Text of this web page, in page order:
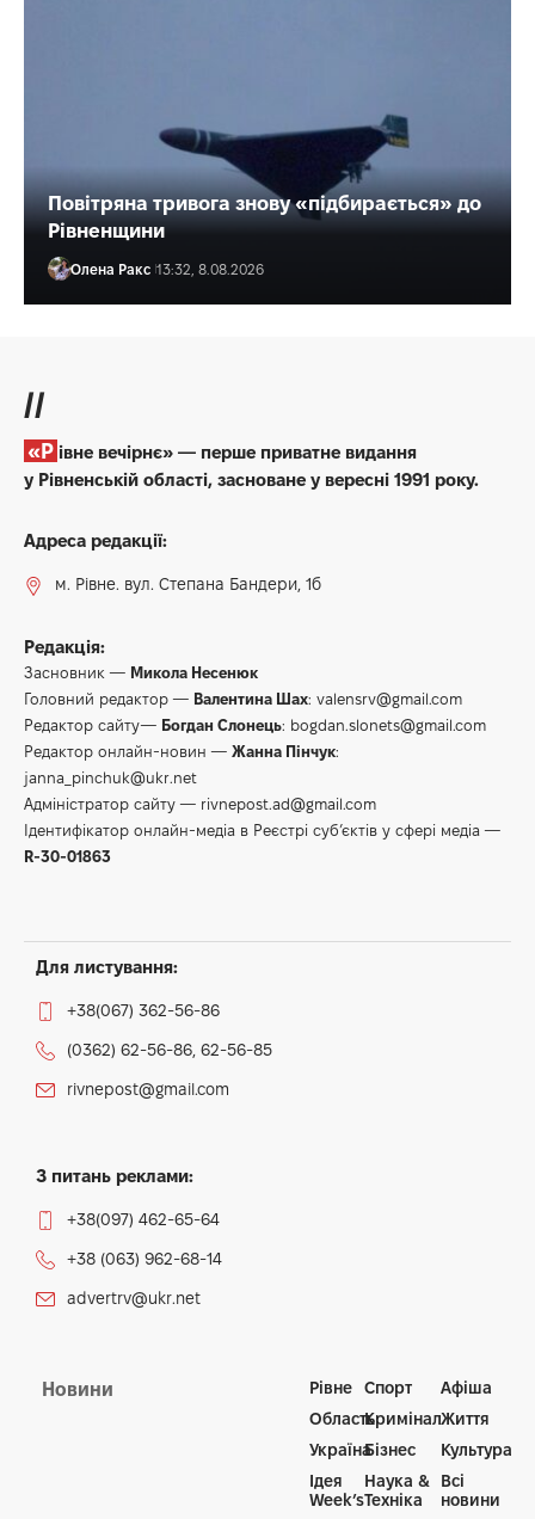
Повітряна тривога знову «підбирається» до
Рівненщини
Олена Ракс 13:32, 8.08.2026
//
«Рівне вечірнє» — перше приватне видання
у Рівненській області, засноване у вересні 1991 року.
Адреса редакції:
м. Рівне. вул. Степана Бандери, 1б
Редакція:
Засновник — Микола Несенюк
Головний редактор — Валентина Шах: valensrv@gmail.com
Редактор сайту— Богдан Слонець: bogdan.slonets@gmail.com
Редактор онлайн-новин — Жанна Пінчук:
janna_pinchuk@ukr.net
Адміністратор сайту — rivnepost.ad@gmail.com
Ідентифікатор онлайн-медіа в Реєстрі суб’єктів у сфері медіа —
R-30-01863
Для листування:
+38(067) 362-56-86
(0362) 62-56-86, 62-56-85
rivnepost@gmail.com
З питань реклами:
+38(097) 462-65-64
+38 (063) 962-68-14
advertrv@ukr.net
Новини
Рівне
Область
Україна
Ідея
Week’s
Спорт
Кримінал
Бізнес
Наука &
Техніка
Афіша
Життя
Культура
Всі
новини